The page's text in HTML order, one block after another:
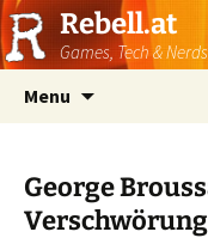
Rebell.at
Games, Tech &
Menu
George
Verschwörung